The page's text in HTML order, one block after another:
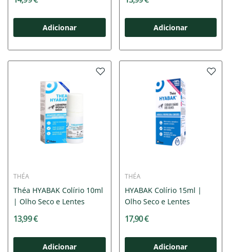
Adicionar Adicionar
THÉA
Théa HYABAK Colírio 10ml
| Olho Seco e Lentes
13,99 €
Adicionar
THÉA
HYABAK Colírio 15ml |
Olho Seco e Lentes
17,90 €
Adicionar